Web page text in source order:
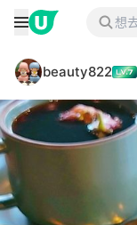
beauty822